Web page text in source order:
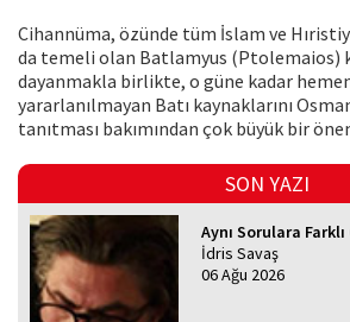
Cihannüma, özünde tüm İslam ve
da temeli olan Batlamyus (Ptolemaios)
dayanmakla birlikte, o güne kadar
yararlanılmayan Batı kaynaklarını
tanıtması bakımından çok büyük bir
SON YAZI
Aynı Sorulara
İdris Savaş
06 Ağu 2026